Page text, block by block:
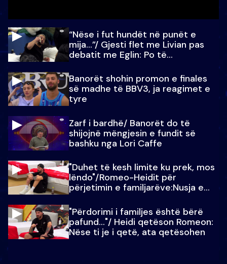
“Nëse i fut hundët në punët e
mija…”/ Gjesti flet me Livian pas
debatit me Eglin: Po të
Banorët shohin promon e finales
së madhe të BBV3, ja reagimet e
tyre
Zarf i bardhë/ Banorët do të
shijojnë mëngjesin e fundit së
bashku nga Lori Caffe
"Duhet të kesh limite ku prek, mos
lëndo"/Romeo-Heidit për
përjetimin e familjarëve:Nusja e
"Përdorimi i familjes është bërë
pafund…"/ Heidi qetëson Romeon:
Nëse ti je i qetë, ata qetësohen